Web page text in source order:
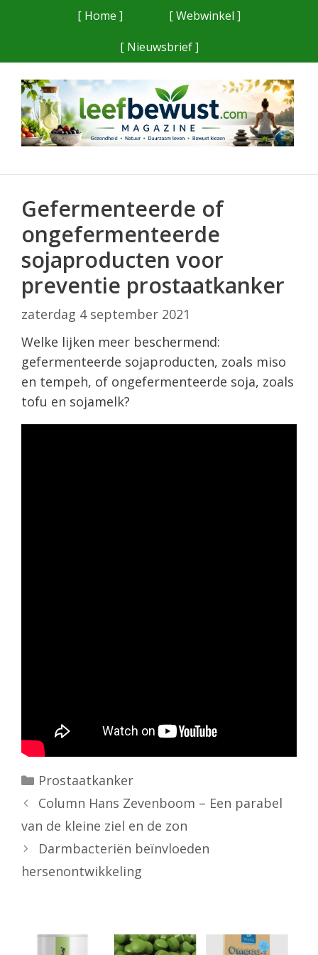
[ Home ]
[ Webwinkel ]
[ Nieuwsbrief ]
Gefermenteerde of
ongefermenteerde
sojaproducten voor
preventie prostaatkanker
zaterdag 4 september 2021
Welke lijken meer beschermend:
gefermenteerde sojaproducten, zoals miso
en tempeh, of ongefermenteerde soja, zoals
tofu en sojamelk?
Categorieën
Prostaatkanker
Column Hans Zevenboom – Een parabel
van de kleine ziel en de zon
Darmbacteriën beïnvloeden
hersenontwikkeling